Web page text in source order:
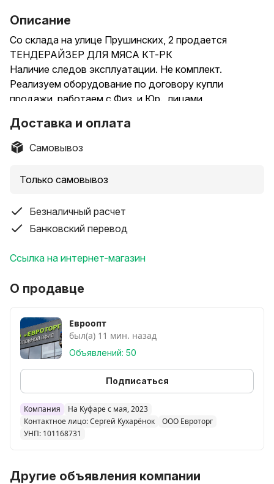
Описание
Со склада на улице Прушинских, 2 продается
ТЕНДЕРАЙЗЕР ДЛЯ МЯСА КТ-РК
Наличие следов эксплуатации. Не комплект.
Реализуем оборудование по договору купли
продажи, работаем с Физ. и Юр., лицами.
!!! Цена договорная (указана без НДС)! Все вопросы
по телефону!
Доставка и оплата
Самовывоз
Только самовывоз
Безналичный расчет
Банковский перевод
Ссылка на интернет-магазин
О продавце
Евроопт
был(а) 11 мин. назад
Объявлений: 50
Подписаться
Компания
На Куфаре с мая, 2023
Контактное лицо: Сергей Кухарёнок
ООО Евроторг
УНП: 101168731
Другие объявления компании